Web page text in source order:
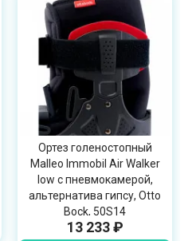
Ортез голеностопный
Malleo Immobil Air Walker
low с пневмокамерой,
альтернатива гипсу, Otto
Bock, 50S14
13 233 ₽